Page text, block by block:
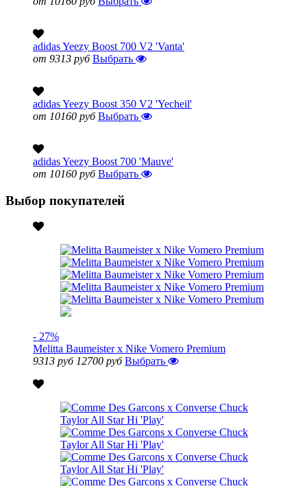
adidas Yeezy Boost 700 V2 'Vanta'
от 9313 руб Выбрать
adidas Yeezy Boost 350 V2 'Yecheil'
от 10160 руб Выбрать
adidas Yeezy Boost 700 'Mauve'
от 10160 руб Выбрать
Выбор покупателей
- 27%
Melitta Baumeister x Nike Vomero Premium
9313 руб 12700 руб Выбрать